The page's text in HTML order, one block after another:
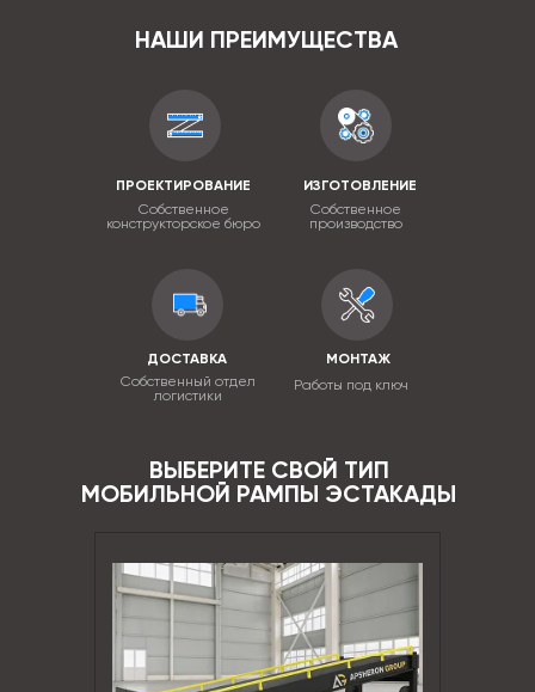
НАШИ ПРЕИМУЩЕСТВА
ПРОЕКТИРОВАНИЕ
Собственное
конструкторское бюро
ИЗГОТОВЛЕНИЕ
Собственное
производство
ДОСТАВКА
Собственный отдел
логистики
МОНТАЖ
Работы под ключ
ВЫБЕРИТЕ СВОЙ ТИП
МОБИЛЬНОЙ РАМПЫ ЭСТАКАДЫ